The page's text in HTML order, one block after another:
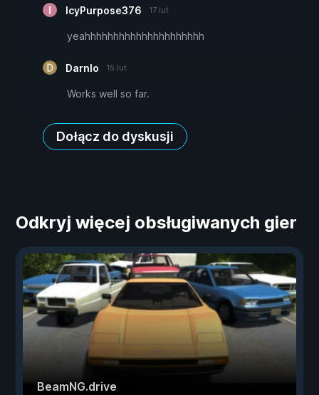
IcyPurpose376 17 lut
yeahhhhhhhhhhhhhhhhhhhhh
Darnlo 15 lut
Works well so far.
Dołącz do dyskusji
Odkryj więcej obsługiwanych gier
BeamNG.drive